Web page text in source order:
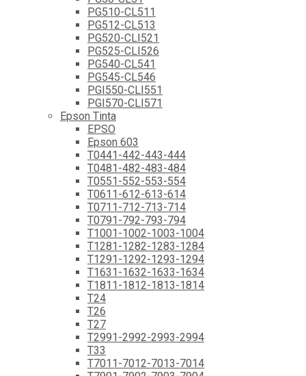
PG510-CL511
PG512-CL513
PG520-CLI521
PG525-CLI526
PG540-CL541
PG545-CL546
PGI550-CLI551
PGI570-CLI571
Epson Tinta
EPSO
Epson 603
T0441-442-443-444
T0481-482-483-484
T0551-552-553-554
T0611-612-613-614
T0711-712-713-714
T0791-792-793-794
T1001-1002-1003-1004
T1281-1282-1283-1284
T1291-1292-1293-1294
T1631-1632-1633-1634
T1811-1812-1813-1814
T24
T26
T27
T2991-2992-2993-2994
T33
T7011-7012-7013-7014